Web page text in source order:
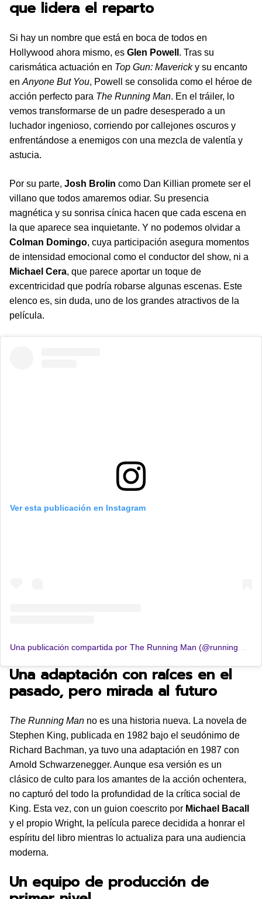
que lidera el reparto
Si hay un nombre que está en boca de todos en
Hollywood ahora mismo, es Glen Powell . Tras su
carismática actuación en Top Gun: Mavericky su encanto
en Anyone But You, Powell se consolida como el héroe de
acción perfecto para The Running Man. En el tráiler, lo
vemos transformarse de un padre desesperado a un
luchador ingenioso, corriendo por callejones oscuros y
enfrentándose a enemigos con una mezcla de valentía y
astucia.
Por su parte, Josh Brolin como Dan Killian promete ser el
villano que todos amaremos odiar. Su presencia
magnética y su sonrisa cínica hacen que cada escena en
la que aparece sea inquietante. Y no podemos olvidar a
Colman Domingo, cuya participación asegura momentos
de intensidad emocional como el conductor del show, ni a
Michael Cera, que parece aportar un toque de
excentricidad que podría robarse algunas escenas. Este
elenco es, sin duda, uno de los grandes atractivos de la
película.
Ver esta publicación en Instagram
Una publicación compartida por The Running Man (@runningmanmovie)
Una adaptación con raíces en el
pasado, pero mirada al futuro
The Running Man no es una historia nueva. La novela de
Stephen King, publicada en 1982 bajo el seudónimo de
Richard Bachman, ya tuvo una adaptación en 1987 con
Arnold Schwarzenegger. Aunque esa versión es un
clásico de culto para los amantes de la acción ochentera,
no capturó del todo la profundidad de la crítica social de
King. Esta vez, con un guion coescrito por Michael Bacall
y el propio Wright, la película parece decidida a honrar el
espíritu del libro mientras lo actualiza para una audiencia
moderna.
Un equipo de producción de